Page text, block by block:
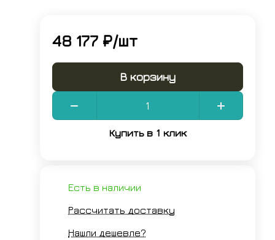
48 177 ₽/шт
В корзину
Купить в 1 клик
Есть в наличии
Рассчитать доставку
Нашли дешевле?